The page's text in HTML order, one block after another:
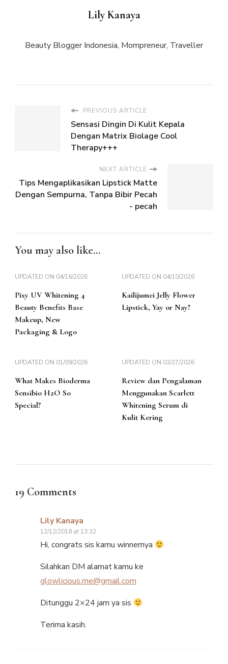
Lily Kanaya
Beauty Blogger Indonesia, Mompreneur, Traveller
PREVIOUS ARTICLE
Sensasi Dingin Di Kulit Kepala
Dengan Matrix Biolage Cool
Therapy+++
NEXT ARTICLE
Tips Mengaplikasikan Lipstick Matte
Dengan Sempurna, Tanpa Bibir Pecah
- pecah
You may also like...
UPDATED ON 04/16/2026
Pixy UV Whitening 4
Beauty Benefits Base
Makeup, New
Packaging & Logo
UPDATED ON 04/10/2026
Kailijumei Jelly Flower
Lipstick, Yay or Nay?
UPDATED ON 01/09/2026
What Makes Bioderma
Sensibio H2O So
Special?
UPDATED ON 03/27/2026
Review dan Pengalaman
Menggunakan Scarlett
Whitening Serum di
Kulit Kering
19 Comments
Lily Kanaya
12/12/2018 at 13:32
Hi, congrats sis kamu winnernya
Silahkan DM alamat kamu ke
glowlicious.me@gmail.com
Ditunggu 2×24 jam ya sis
Terima kasih.